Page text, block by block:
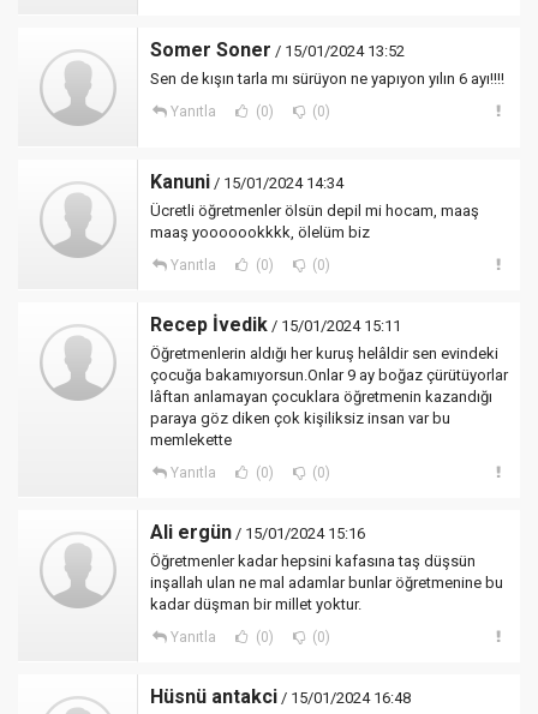
Somer Soner / 15/01/2024 13:52
Sen de kışın tarla mı sürüyon ne yapıyon yılın 6 ayı!!!!
Yanıtla (0) (0)
Kanuni / 15/01/2024 14:34
Ücretli öğretmenler ölsün depil mi hocam, maaş
maaş yooooookkkk, ölelüm biz
Yanıtla (0) (0)
Recep İvedik / 15/01/2024 15:11
Öğretmenlerin aldığı her kuruş helâldir sen evindeki
çocuğa bakamıyorsun.Onlar 9 ay boğaz çürütüyorlar
lâftan anlamayan çocuklara öğretmenin kazandığı
paraya göz diken çok kişiliksiz insan var bu
memlekette
Yanıtla (0) (0)
Ali ergün / 15/01/2024 15:16
Öğretmenler kadar hepsini kafasına taş düşsün
inşallah ulan ne mal adamlar bunlar öğretmenine bu
kadar düşman bir millet yoktur.
Yanıtla (0) (0)
Hüsnü antakci / 15/01/2024 16:48